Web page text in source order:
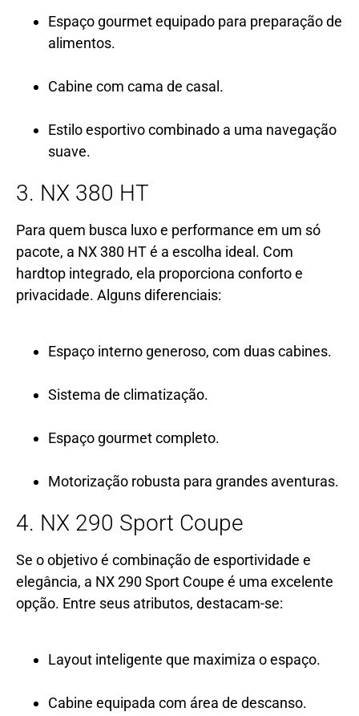
Espaço gourmet equipado para preparação de
alimentos.
Cabine com cama de casal.
Estilo esportivo combinado a uma navegação
suave.
3. NX 380 HT
Para quem busca luxo e performance em um só
pacote, a NX 380 HT é a escolha ideal. Com
hardtop integrado, ela proporciona conforto e
privacidade. Alguns diferenciais:
Espaço interno generoso, com duas cabines.
Sistema de climatização.
Espaço gourmet completo.
Motorização robusta para grandes aventuras.
4. NX 290 Sport Coupe
Se o objetivo é combinação de esportividade e
elegância, a NX 290 Sport Coupe é uma excelente
opção. Entre seus atributos, destacam-se:
Layout inteligente que maximiza o espaço.
Cabine equipada com área de descanso.